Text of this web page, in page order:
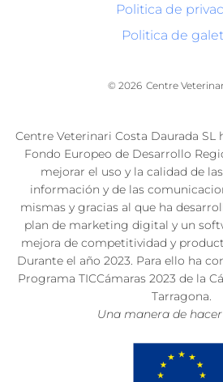
Politica de
Politica de
© 2026 Centre
Centre Veterinari Costa Daurada SL
Fondo Europeo de Desarrollo
mejorar el uso y la calidad de
información y de las
mismas y gracias al que ha
plan de marketing digital y un
mejora de competitividad y
Durante el año 2023. Para ello ha
Programa TICCámaras 2023 de la
Tarragona.
Una manera de